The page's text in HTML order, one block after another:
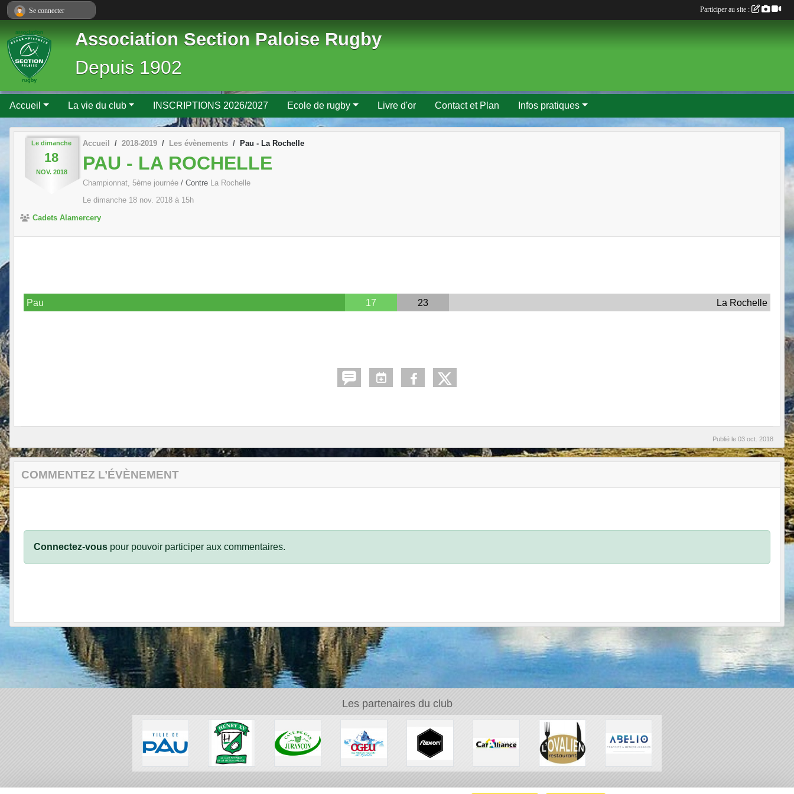
Association Section Paloise Rugby
Depuis 1902
Accueil La vie du club INSCRIPTIONS 2026/2027 Ecole de rugby Livre d'or Contact et Plan Infos pratiques
Le dimanche
18
NOV. 2018
Accueil 2018-2019 Les évènements Pau - La Rochelle
PAU - LA ROCHELLE
Championnat, 5ème journée / Contre La Rochelle
Le dimanche 18 nov. 2018 à 15h
Cadets Alamercery
Pau 17 23 La Rochelle
Publié le 03 oct. 2018
COMMENTEZ L’ÉVÈNEMENT
Connectez-vous pour pouvoir participer aux commentaires.
Les partenaires du club
Se connecter Participer au site :
Panneau de gestion des cookies